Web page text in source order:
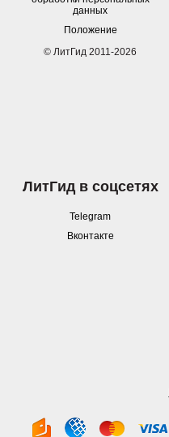
данных
Положение
© ЛитГид 2011-2026
ЛитГид в соцсетях
Telegram
Вконтакте